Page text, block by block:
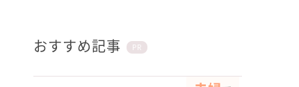
おすすめ記事 PR